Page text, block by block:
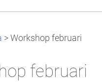
> Workshop februari
februari